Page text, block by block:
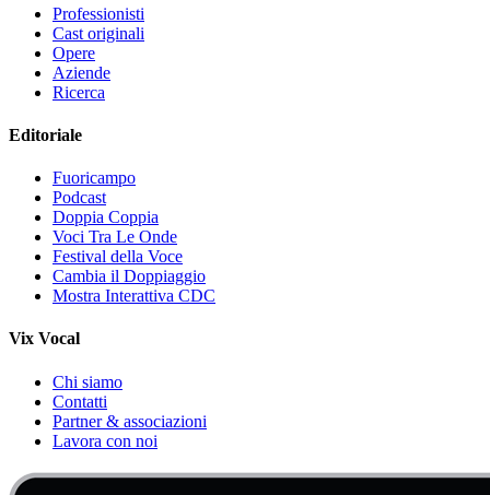
Professionisti
Cast originali
Opere
Aziende
Ricerca
Editoriale
Fuoricampo
Podcast
Doppia Coppia
Voci Tra Le Onde
Festival della Voce
Cambia il Doppiaggio
Mostra Interattiva CDC
Vix Vocal
Chi siamo
Contatti
Partner & associazioni
Lavora con noi